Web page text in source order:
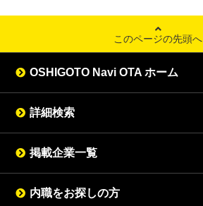
このページの先頭へ
OSHIGOTO Navi OTA ホーム
詳細検索
掲載企業一覧
内職をお探しの方